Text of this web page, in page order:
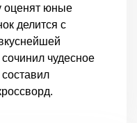
оценят юные
делится с
чудесное